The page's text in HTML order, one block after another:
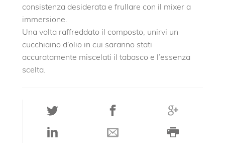
consistenza desiderata e frullare con il mixer a
immersione.
Una volta raffreddato il composto, unirvi un
cucchiaino d’olio in cui saranno stati
accuratamente miscelati il tabasco e l’essenza
scelta.